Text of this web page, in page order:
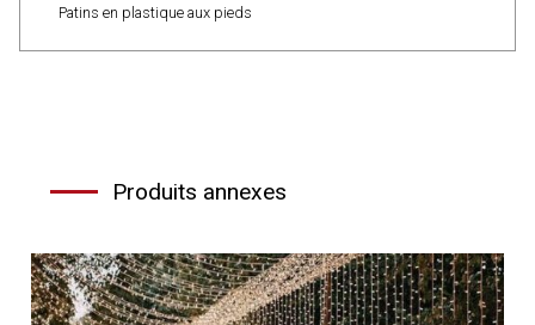
Patins en plastique aux pieds
Produits annexes